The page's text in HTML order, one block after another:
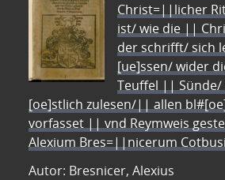
Christ=||licher
ist/ wie die ||
der schrifft/ sich
[ue]ssen/ wider
Teuffel || Sünde/
[oe]stlich zulesen/|| allen
vorfasset || vnd Reymweis
Alexium Bres=||nicerum
Autor: Bresnicer, Alexius